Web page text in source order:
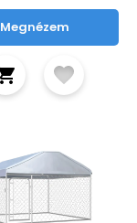
Megnézem